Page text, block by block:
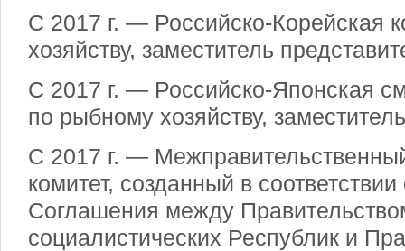
С 2017 г. — Российско-Корейская
хозяйству, заместитель
С 2017 г. — Российско-Японская
по рыбному хозяйству,
С 2017 г. —
комитет, созданный в
Соглашения между
социалистических Республик и